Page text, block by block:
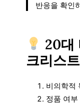
반응을 확인
20대
크리스트
비의학적
정품 여부